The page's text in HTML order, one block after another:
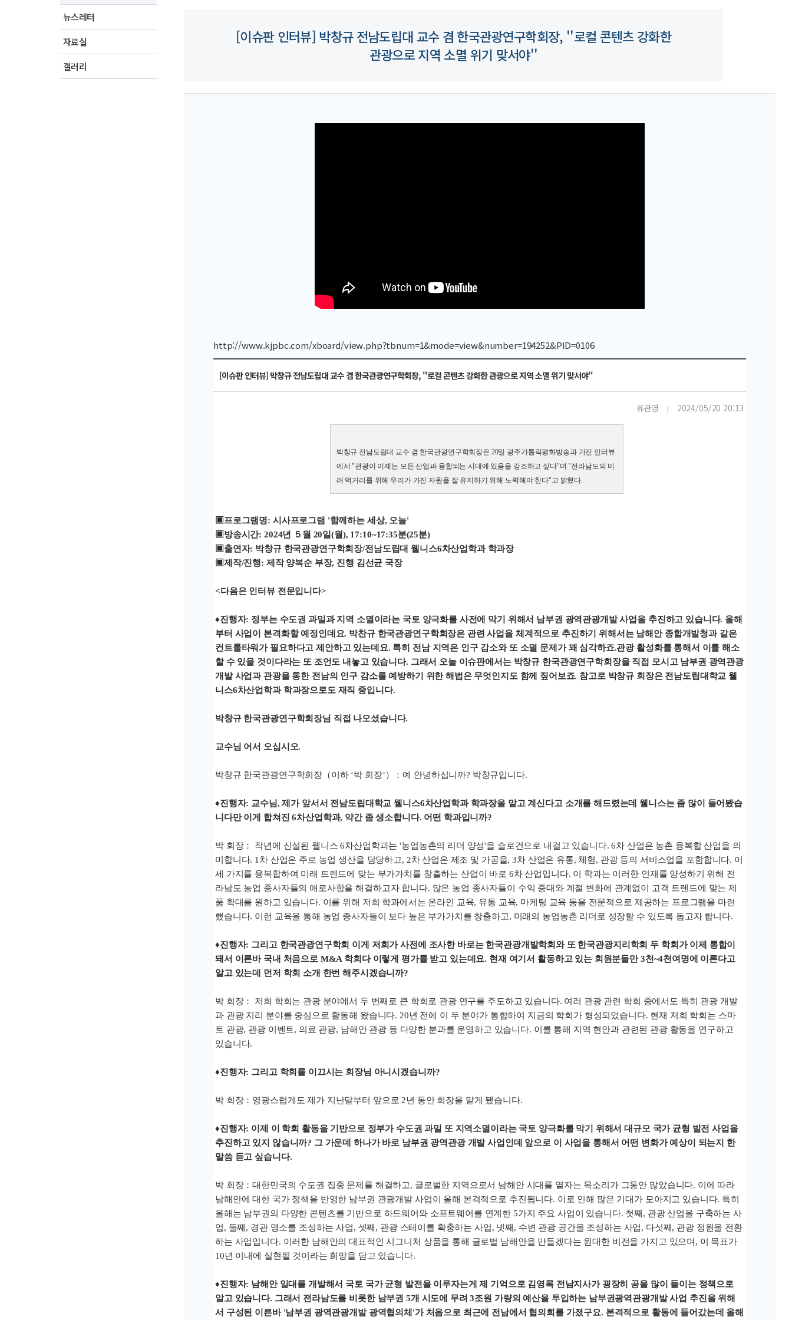
뉴스레터
자료실
갤러리
[이슈판 인터뷰] 박창규 전남도립대 교수 겸 한국관광연구학회장, ''로컬 콘텐츠 강화한
관광으로 지역 소멸 위기 맞서야''
http://www.kjpbc.com/xboard/view.php?tbnum=1&mode=view&number=194252&PID=0106
[이슈판 인터뷰] 박창규 전남도립대 교수 겸 한국관광연구학회장, ''로컬 콘텐츠 강화한 관광으로 지역 소멸 위기 맞서야''
유관영 | 2024/05/20 20:13
박창규 전남도립대 교수 겸 한국관광연구학회장은 20일 광주가톨릭평화방송과 가진 인터뷰
에서 "관광이 이제는 모든 산업과 융합되는 시대에 있음을 강조하고 싶다"며 "전라남도의 미
래 먹거리를 위해 우리가 가진 자원을 잘 유지하기 위해 노력해야 한다"고 밝혔다.
▣프로그램명: 시사프로그램 '함께하는 세상, 오늘'
▣방송시간: 2024년 ５월 20일(월), 17:10~17:35분(25분)
▣출연자: 박창규 한국관광연구학회장/전남도립대 웰니스6차산업학과 학과장
▣제작/진행: 제작 양복순 부장, 진행 김선균 국장
<다음은 인터뷰 전문입니다>
♦진행자: 정부는 수도권 과밀과 지역 소멸이라는 국토 양극화를 사전에 막기 위해서 남부권 광역관광개발 사업을 추진하고 있습니다. 올해
부터 사업이 본격화할 예정인데요. 박찬규 한국관광연구학회장은 관련 사업을 체계적으로 추진하기 위해서는 남해안 종합개발청과 같은
컨트롤타워가 필요하다고 제안하고 있는데요. 특히 전남 지역은 인구 감소와 또 소멸 문제가 꽤 심각하죠.관광 활성화를 통해서 이를 해소
할 수 있을 것이다라는 또 조언도 내놓고 있습니다. 그래서 오늘 이슈판에서는 박창규 한국관광연구학회장을 직접 모시고 남부권 광역관광
개발 사업과 관광을 통한 전남의 인구 감소를 예방하기 위한 해법은 무엇인지도 함께 짚어보죠. 참고로 박창규 회장은 전남도립대학교 웰
니스6차산업학과 학과장으로도 재직 중입니다.
박창규 한국관광연구학회장님 직접 나오셨습니다.
교수님 어서 오십시오.
박창규 한국관광연구학회장（이하 ‘박 회장’）：예 안녕하십니까? 박창규입니다.
♦진행자: 교수님, 제가 앞서서 전남도립대학교 웰니스6차산업학과 학과장을 맡고 계신다고 소개를 해드렸는데 웰니스는 좀 많이 들어봤습
니다만 이게 합쳐진 6차산업학과, 약간 좀 생소합니다. 어떤 학과입니까?
박 회장： 작년에 신설된 웰니스 6차산업학과는 '농업농촌의 리더 양성'을 슬로건으로 내걸고 있습니다. 6차 산업은 농촌 융복합 산업을 의
미합니다. 1차 산업은 주로 농업 생산을 담당하고, 2차 산업은 제조 및 가공을, 3차 산업은 유통, 체험, 관광 등의 서비스업을 포함합니다. 이
세 가지를 융복합하여 미래 트렌드에 맞는 부가가치를 창출하는 산업이 바로 6차 산업입니다. 이 학과는 이러한 인재를 양성하기 위해 전
라남도 농업 종사자들의 애로사항을 해결하고자 합니다. 많은 농업 종사자들이 수익 증대와 계절 변화에 관계없이 고객 트렌드에 맞는 제
품 확대를 원하고 있습니다. 이를 위해 저희 학과에서는 온라인 교육, 유통 교육, 마케팅 교육 등을 전문적으로 제공하는 프로그램을 마련
했습니다. 이런 교육을 통해 농업 종사자들이 보다 높은 부가가치를 창출하고, 미래의 농업농촌 리더로 성장할 수 있도록 돕고자 합니다.
♦진행자: 그리고 한국관광연구학회 이게 저희가 사전에 조사한 바로는 한국관광개발학회와 또 한국관광지리학회 두 학회가 이제 통합이
돼서 이른바 국내 처음으로 M&A 학회다 이렇게 평가를 받고 있는데요. 현재 여기서 활동하고 있는 회원분들만 3천~4천여명에 이른다고
알고 있는데 먼저 학회 소개 한번 해주시겠습니까?
박 회장： 저희 학회는 관광 분야에서 두 번째로 큰 학회로 관광 연구를 주도하고 있습니다. 여러 관광 관련 학회 중에서도 특히 관광 개발
과 관광 지리 분야를 중심으로 활동해 왔습니다. 20년 전에 이 두 분야가 통합하여 지금의 학회가 형성되었습니다. 현재 저희 학회는 스마
트 관광, 관광 이벤트, 의료 관광, 남해안 관광 등 다양한 분과를 운영하고 있습니다. 이를 통해 지역 현안과 관련된 관광 활동을 연구하고
있습니다.
♦진행자: 그리고 학회를 이끄시는 회장님 아니시겠습니까?
박 회장：영광스럽게도 제가 지난달부터 앞으로 2년 동안 회장을 맡게 됐습니다.
♦진행자: 이제 이 학회 활동을 기반으로 정부가 수도권 과밀 또 지역소멸이라는 국토 양극화를 막기 위해서 대규모 국가 균형 발전 사업을
추진하고 있지 않습니까? 그 가운데 하나가 바로 남부권 광역관광 개발 사업인데 앞으로 이 사업을 통해서 어떤 변화가 예상이 되는지 한
말씀 듣고 싶습니다.
박 회장：대한민국의 수도권 집중 문제를 해결하고, 글로벌한 지역으로서 남해안 시대를 열자는 목소리가 그동안 많았습니다. 이에 따라
남해안에 대한 국가 정책을 반영한 남부권 관광개발 사업이 올해 본격적으로 추진됩니다. 이로 인해 많은 기대가 모아지고 있습니다. 특히
올해는 남부권의 다양한 콘텐츠를 기반으로 하드웨어와 소프트웨어를 연계한 5가지 주요 사업이 있습니다. 첫째, 관광 산업을 구축하는 사
업, 둘째, 경관 명소를 조성하는 사업, 셋째, 관광 스테이를 확충하는 사업, 넷째, 수변 관광 공간을 조성하는 사업, 다섯째, 관광 정원을 전환
하는 사업입니다. 이러한 남해안의 대표적인 시그니처 상품을 통해 글로벌 남해안을 만들겠다는 원대한 비전을 가지고 있으며, 이 목표가
10년 이내에 실현될 것이라는 희망을 담고 있습니다.
♦진행자: 남해안 일대를 개발해서 국토 국가 균형 발전을 이루자는게 제 기억으로 김영록 전남지사가 굉장히 공을 많이 들이는 정책으로
알고 있습니다. 그래서 전라남도를 비롯한 남부권 5개 시도에 무려 3조원 가량의 예산을 투입하는 남부권광역관광개발 사업 추진을 위해
서 구성된 이른바 '남부권 광역관광개발 광역협의체'가 처음으로 최근에 전남에서 협의회를 가졌구요. 본격적으로 활동에 들어갔는데 올해